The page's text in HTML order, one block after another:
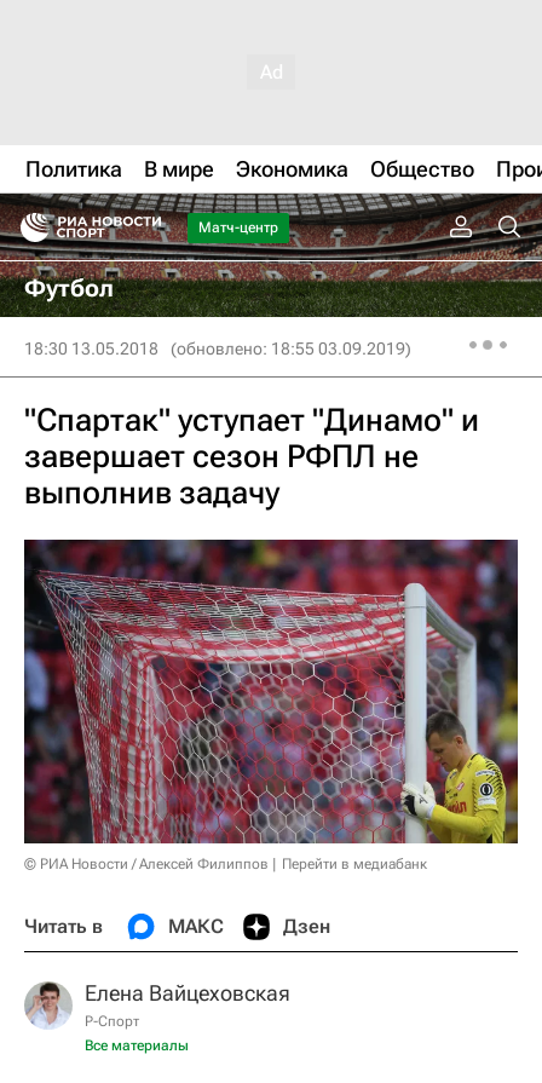
Политика В мире Экономика Общество
Матч-центр
Футбол
18:30 13.05.2018 (обновлено: 18:55 03.09.2019)
"Спартак" уступает "Динамо" и
завершает сезон РФПЛ не
выполнив задачу
© РИА Новости / Алексей Филиппов Перейти в медиабанк
Читать в МАКС Дзен
Елена Вайцеховская
Р-Спорт
Все материалы